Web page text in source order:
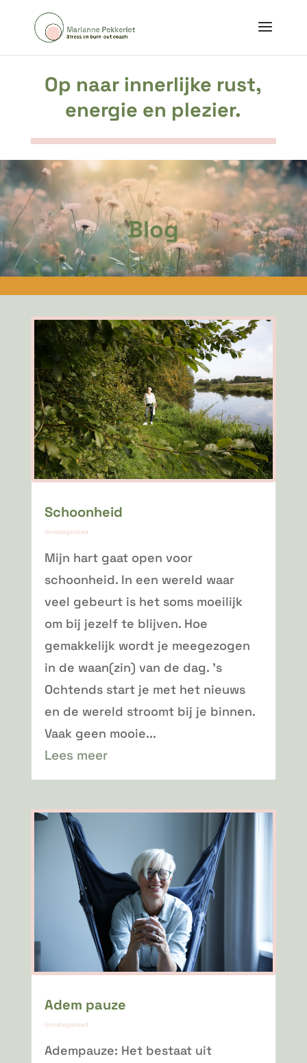
Op naar innerlijke rust,
energie en plezier.
Blog
Schoonheid
Uncategorized
Mijn hart gaat open voor
schoonheid. In een wereld waar
veel gebeurt is het soms moeilijk
om bij jezelf te blijven. Hoe
gemakkelijk wordt je meegezogen
in de waan(zin) van de dag. ’s
Ochtends start je met het nieuws
en de wereld stroomt bij je binnen.
Vaak geen mooie...
Lees meer
Adem pauze
Uncategorized
Adempauze: Het bestaat uit